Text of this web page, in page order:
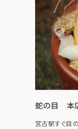
蛇の目 本
宮古駅すぐ目